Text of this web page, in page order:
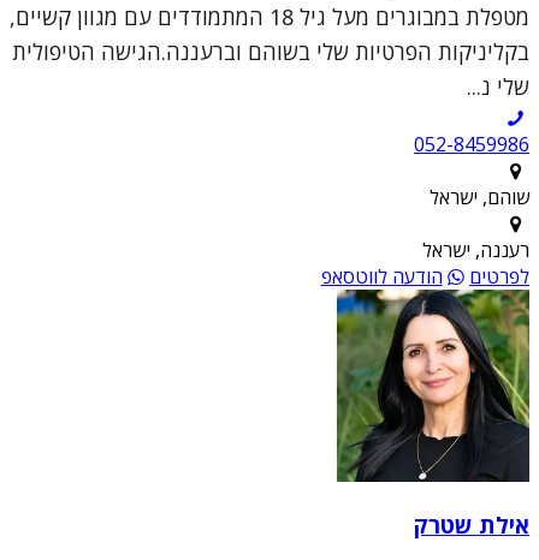
מטפלת במבוגרים מעל גיל 18 המתמודדים עם מגוון קשיים,
בקליניקות הפרטיות שלי בשוהם וברעננה.הגישה הטיפולית
שלי נ...
052-8459986
שוהם, ישראל
רעננה, ישראל
לפרטים
הודעה לווטסאפ
אילת שטרק